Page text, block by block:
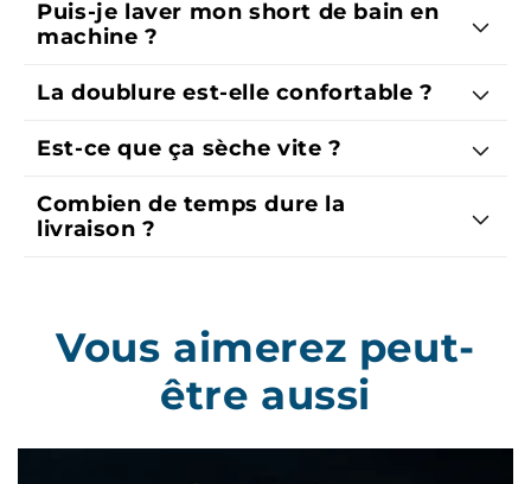
machine ?
livraison ?
Vous aimerez peut-
être aussi